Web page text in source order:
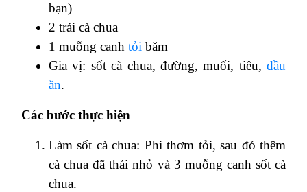
bạn)
2 trái cà chua
1 muỗng canh tỏi băm
Gia vị: sốt cà chua, đường, muối, tiêu, dầu
ăn.
Các bước thực hiện
Làm sốt cà chua: Phi thơm tỏi, sau đó thêm
cà chua đã thái nhỏ và 3 muỗng canh sốt cà
chua.